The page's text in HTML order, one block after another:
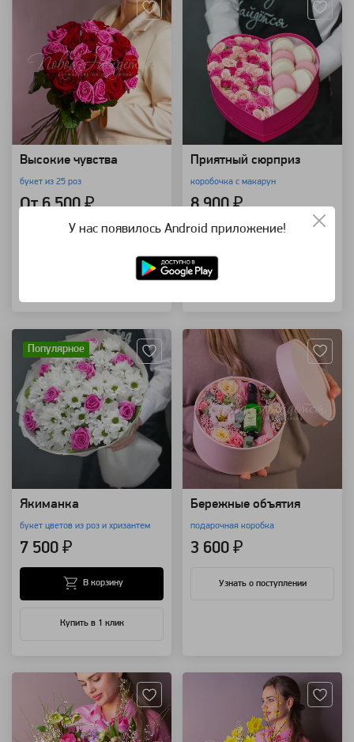
Высокие чувства
букет из 25 роз
От 6 500 ₽
Приятный сюрприз
коробочка с макарун
8 900 ₽
Популярное
Якиманка
букет цветов из роз и хризантем
7 500 ₽
Купить в 1 клик
В корзину
Бережные объятия
подарочная коробка
3 600 ₽
Узнать о поступлении
У нас появилось Android приложение!